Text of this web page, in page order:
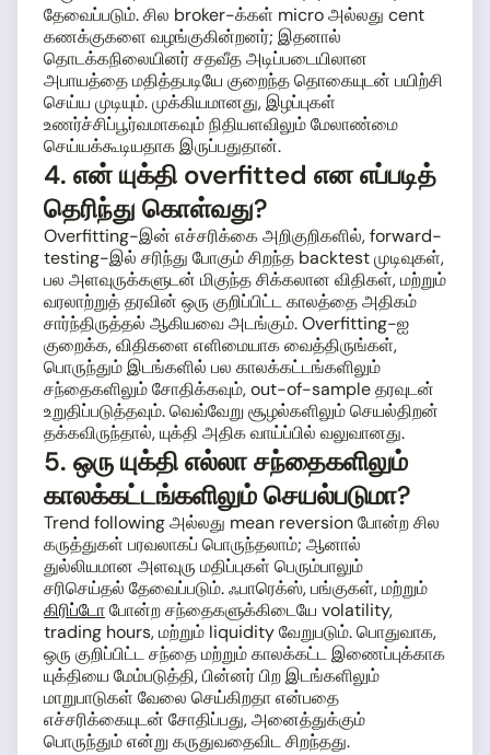
தேவைப்படும். சில broker-க்கள் micro அல்லது cent
கணக்குகளை வழங்குகின்றனர்; இதனால்
தொடக்கநிலையினர் சதவீத அடிப்படையிலான
அபாயத்தை மதித்தபடியே குறைந்த தொகையுடன் பயிற்சி
செய்ய முடியும். முக்கியமானது, இழப்புகள்
உணர்ச்சிப்பூர்வமாகவும் நிதியளவிலும் மேலாண்மை
செய்யக்கூடியதாக இருப்பதுதான்.
4. என் யுக்தி overfitted என எப்படித்
தெரிந்து கொள்வது?
Overfitting-இன் எச்சரிக்கை அறிகுறிகளில், forward-
testing-இல் சரிந்து போகும் சிறந்த backtest முடிவுகள்,
பல அளவுருக்களுடன் மிகுந்த சிக்கலான விதிகள், மற்றும்
வரலாற்றுத் தரவின் ஒரு குறிப்பிட்ட காலத்தை அதிகம்
சார்ந்திருத்தல் ஆகியவை அடங்கும். Overfitting-ஐ
குறைக்க, விதிகளை எளிமையாக வைத்திருங்கள்,
பொருந்தும் இடங்களில் பல காலக்கட்டங்களிலும்
சந்தைகளிலும் சோதிக்கவும், out-of-sample தரவுடன்
உறுதிப்படுத்தவும். வெவ்வேறு சூழல்களிலும் செயல்திறன்
தக்கவிருந்தால், யுக்தி அதிக வாய்ப்பில் வலுவானது.
5. ஒரு யுக்தி எல்லா சந்தைகளிலும்
காலக்கட்டங்களிலும் செயல்படுமா?
Trend following அல்லது mean reversion போன்ற சில
கருத்துகள் பரவலாகப் பொருந்தலாம்; ஆனால்
துல்லியமான அளவுரு மதிப்புகள் பெரும்பாலும்
சரிசெய்தல் தேவைப்படும். ஃபாரெக்ஸ், பங்குகள், மற்றும்
கிரிப்டோபோன்ற சந்தைகளுக்கிடையே volatility,
trading hours, மற்றும் liquidity வேறுபடும். பொதுவாக,
ஒரு குறிப்பிட்ட சந்தை மற்றும் காலக்கட்ட இணைப்புக்காக
யுக்தியை மேம்படுத்தி, பின்னர் பிற இடங்களிலும்
மாறுபாடுகள் வேலை செய்கிறதா என்பதை
எச்சரிக்கையுடன் சோதிப்பது, அனைத்துக்கும்
பொருந்தும் என்று கருதுவதைவிட சிறந்தது.